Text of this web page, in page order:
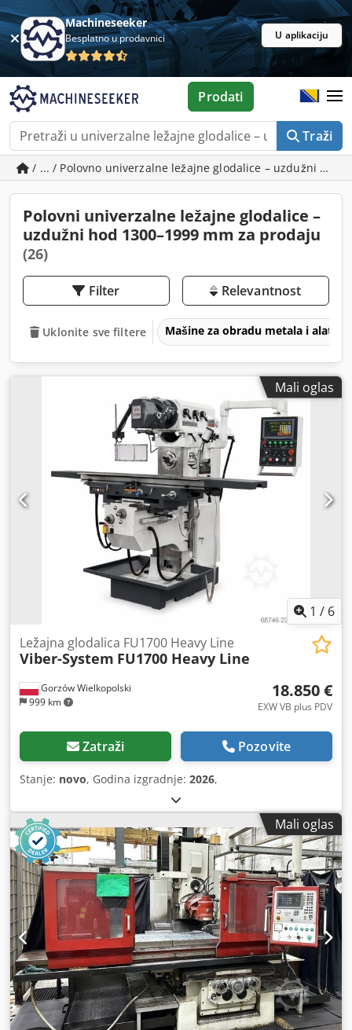
Machineseeker
Besplatno u prodavnici U aplikaciju
Traži
Prodati
/ ... / Polovno univerzalne ležajne glodalice – uzdužni hod
Polovni univerzalne ležajne glodalice –
uzdužni hod 1300–1999 mm za prodaju
(26)
Filter Relevantnost
Uklonite sve filtere Mašine za obradu metala i alatne
Mali oglas
1 / 6
Gorzów Wielkopolski
999 km
Ležajna glodalica FU1700 Heavy Line
Viber-System FU1700 Heavy Line
18.850 €
EXW VB plus PDV
Zatraži Pozovite
Stanje: novo, Godina izgradnje: 2026,
Mali oglas